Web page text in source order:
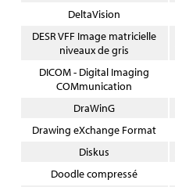
DeltaVision
DESR VFF Image matricielle
niveaux de gris
DICOM - Digital Imaging
COMmunication
DraWinG
Drawing eXchange Format
Diskus
Doodle compressé